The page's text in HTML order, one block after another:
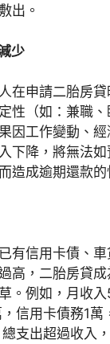
出。
少
在申請二胎房
性（如：兼職
因工作變動、
下降，將無法
造成逾期還款的
有信用卡債、車
高，二胎房貸
。例如，月收
信用卡債務1萬
支出超過收入